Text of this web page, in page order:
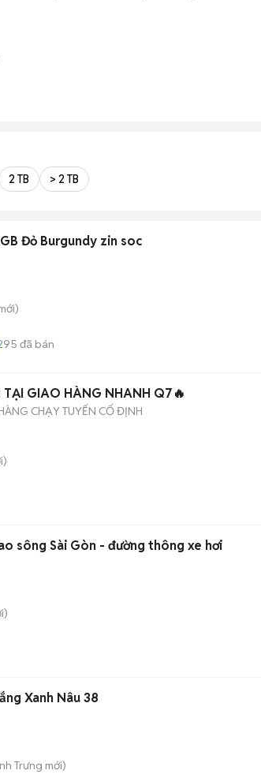
2 TB > 2 TB
Đỏ Burgundy zin soc
đã bán
TẠI GIAO HÀNG NHANH Q7🔥
CHẠY TUYẾN CỐ ĐỊNH
sông Sài Gòn - đường thông xe hơi
Xanh Nâu 38
Trưng mới)